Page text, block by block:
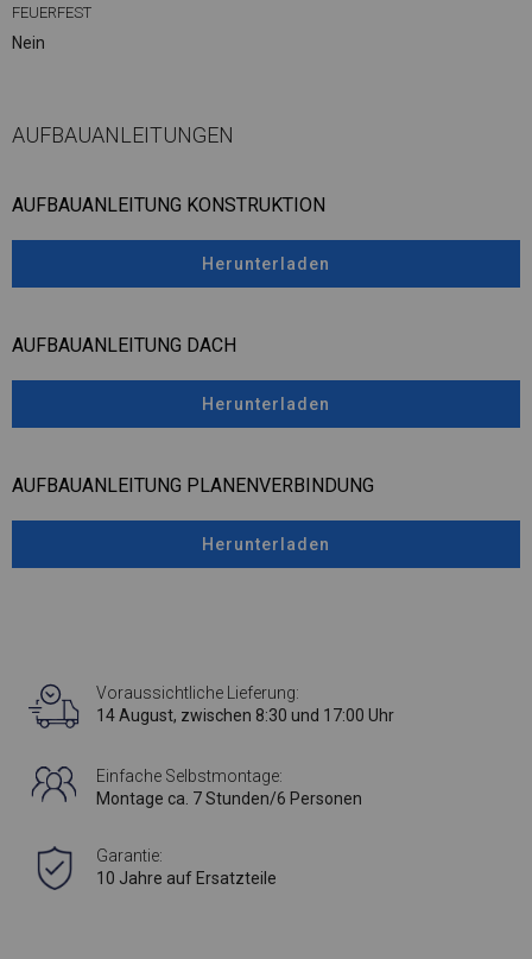
FEUERFEST
Nein
AUFBAUANLEITUNGEN
AUFBAUANLEITUNG KONSTRUKTION
Herunterladen
AUFBAUANLEITUNG DACH
Herunterladen
AUFBAUANLEITUNG PLANENVERBINDUNG
Herunterladen
Voraussichtliche Lieferung:
14 August, zwischen 8:30 und 17:00 Uhr
Einfache Selbstmontage:
Montage ca. 7 Stunden/6 Personen
Garantie:
10 Jahre auf Ersatzteile